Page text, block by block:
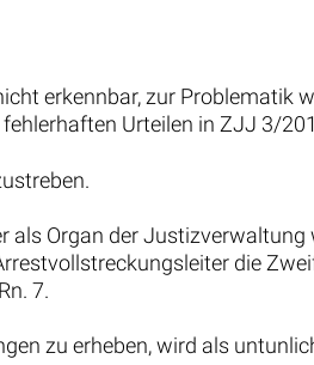
erkennbar, zur
Urteilen in ZJJ 3/
als Organ der
die
7.
zu erheben, wird als